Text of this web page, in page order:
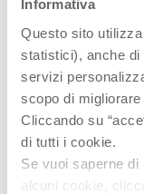
Informativa
Questo sito
statistici), anche
servizi
scopo di
Cliccando su
di tutti i cookie.
Se vuoi saperne
alcuni cookie,
+
Slip jétable post-
accouchement 4